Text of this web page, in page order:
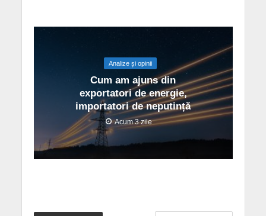
Analize și opinii
Cum am ajuns din
exportatori de energie,
importatori de neputință
Acum 3 zile